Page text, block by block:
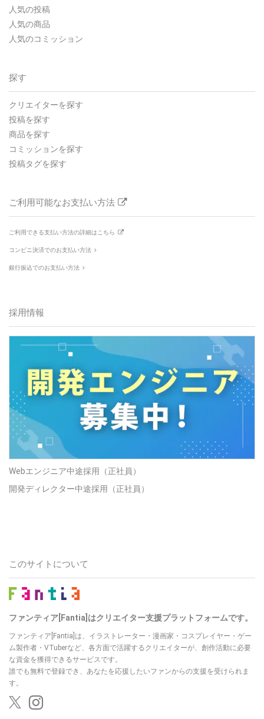
人気の投稿
人気の商品
人気のコミッション
探す
クリエイターを探す
投稿を探す
商品を探す
コミッションを探す
投稿タグを探す
ご利用可能なお支払い方法
ご利用できる支払い方法の詳細はこちら
コンビニ決済でのお支払い方法
銀行振込でのお支払い方法
採用情報
Webエンジニア中途採用（正社員）
開発ディレクター中途採用（正社員）
このサイトについて
ファンティア[Fantia]はクリエイター支援プラットフォームです。
ファンティア[Fantia]は、イラストレーター・漫画家・コスプレイヤー・ゲー
ム製作者・VTuberなど、各方面で活躍するクリエイターが、創作活動に必要
な資金を獲得できるサービスです。
誰でも無料で登録でき、あなたを応援したいファンからの支援を受けられま
す。